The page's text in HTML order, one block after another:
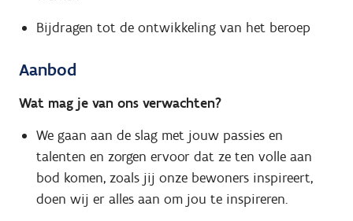
Bijdragen tot de ontwikkeling van het beroep
Aanbod
Wat mag je van ons verwachten?
We gaan aan de slag met jouw passies en
talenten en zorgen ervoor dat ze ten volle aan
bod komen, zoals jij onze bewoners inspireert,
doen wij er alles aan om jou te inspireren.